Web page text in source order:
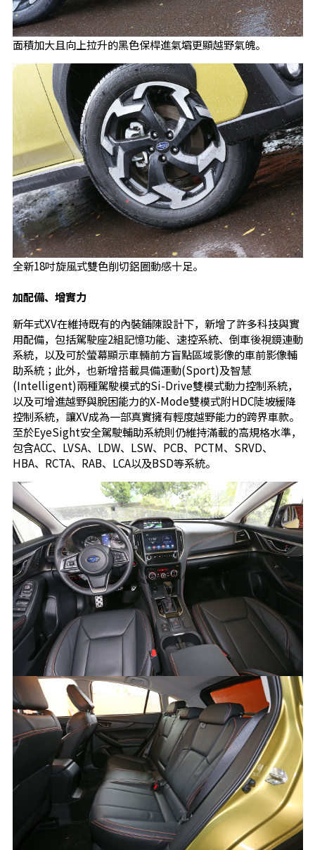
面積加大且向上拉升的黑色保桿進氣壩更顯越野氣魄。
全新18吋旋風式雙色削切鋁圈動感十足。
加配備、增實力
新年式XV在維持既有的內裝鋪陳設計下，新增了許多科技與實
用配備，包括駕駛座2組記憶功能、速控系統、倒車後視鏡連動
系統，以及可於螢幕顯示車輛前方盲點區域影像的車前影像輔
助系統；此外，也新增搭載具備運動(Sport)及智慧
(Intelligent)兩種駕駛模式的Si-Drive雙模式動力控制系統，
以及可增進越野與脫困能力的X-Mode雙模式附HDC陡坡緩降
控制系統，讓XV成為一部真實擁有輕度越野能力的跨界車款。
至於EyeSight安全駕駛輔助系統則仍維持滿載的高規格水準，
包含ACC、LVSA、LDW、LSW、PCB、PCTM、SRVD、
HBA、RCTA、RAB、LCA以及BSD等系統。